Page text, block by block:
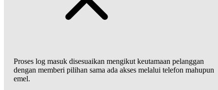
Proses log masuk disesuaikan mengikut keutamaan pelanggan
dengan memberi pilihan sama ada akses melalui telefon mahupun
emel.